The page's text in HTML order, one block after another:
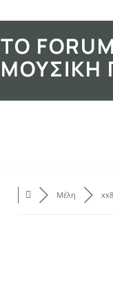
ΤΟ
ΜΟΥΣΙΚΉ
Μέλη